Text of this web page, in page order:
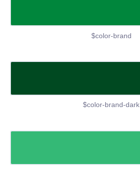
$color-brand
$color-brand-dark